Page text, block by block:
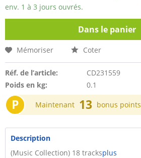
env. 1 à 3 jours ouvrés.
Dans le panier
Mémoriser Coter
Réf. de l’article:
CD231559
Poids en kg:
0.1
P Maintenant 13 bonus points
Description
(Music Collection) 18 tracksplus